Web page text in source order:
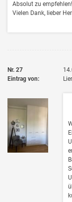
Absolut zu empfehlen!
Vielen Dank, lieber
Nr. 27
Eintrag von: